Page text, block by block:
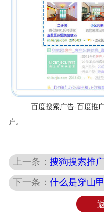
百度搜索广告-百度推广
户。
上一条：搜狗搜索推
下一条：什么是穿山